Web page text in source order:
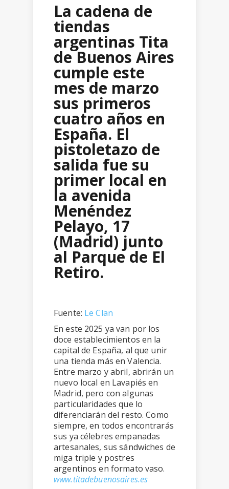
La cadena de
tiendas
argentinas Tita
de Buenos Aires
cumple este
mes de marzo
sus primeros
cuatro años en
España. El
pistoletazo de
salida fue su
primer local en
la avenida
Menéndez
Pelayo, 17
(Madrid) junto
al Parque de El
Retiro.
Fuente: Le Clan
En este 2025 ya van por los
doce establecimientos en la
capital de España, al que unir
una tienda más en Valencia.
Entre marzo y abril, abrirán un
nuevo local en Lavapiés en
Madrid, pero con algunas
particularidades que lo
diferenciarán del resto. Como
siempre, en todos encontrarás
sus ya célebres empanadas
artesanales, sus sándwiches de
miga triple y postres
argentinos en formato vaso.
www.titadebuenosaires.es